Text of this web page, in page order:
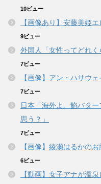
10ビュー
【画像あり】安藤美姫
9ビュー
外国人「女性ってどれく
7ビュー
【画像】アン・ハサウ
7ビュー
日本「海外よ、餡バタ
思う？」
7ビュー
【画像】綾瀬はるかの
6ビュー
【動画】女子アナが温